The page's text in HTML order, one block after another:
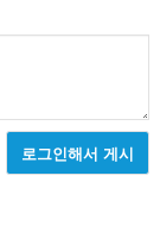
로그인해서 게시